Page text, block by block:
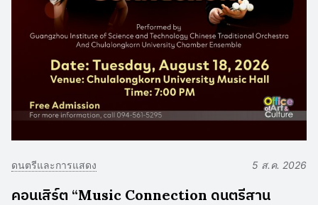
ดนตรีและการแสดง 5 ส.ค. 2026
คอนเสิร์ต “Music Connection ดนตรีสาน